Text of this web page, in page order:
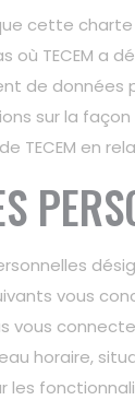
cette
où TECEM
de données
sur la
TECEM en
vous
vous
horaire,
les